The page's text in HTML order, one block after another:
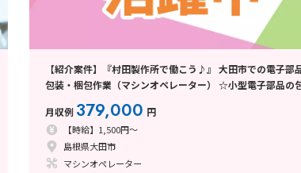
【紹介案件】『村田製作所で働こう♪』 大田市での電子部
包装・梱包作業（マシンオペレーター） ☆小型電子部品の
月収例 379,000 円
【時給】1,500円～
島根県大田市
マシンオペレーター